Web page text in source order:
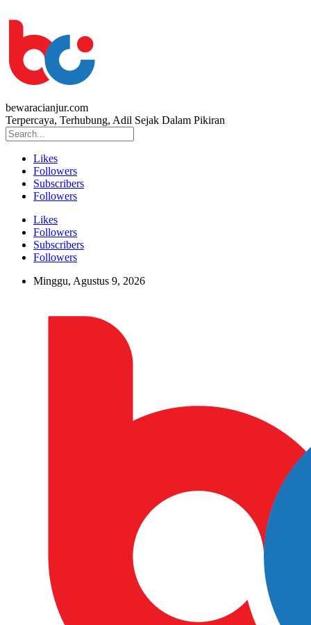
bewaracianjur.com
Terpercaya, Terhubung, Adil Sejak Dalam Pikiran
Likes
Followers
Subscribers
Followers
Likes
Followers
Subscribers
Followers
Minggu, Agustus 9, 2026